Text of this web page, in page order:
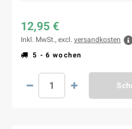
12,95 €
Inkl. MwSt., excl. versandkosten
5 - 6 wochen